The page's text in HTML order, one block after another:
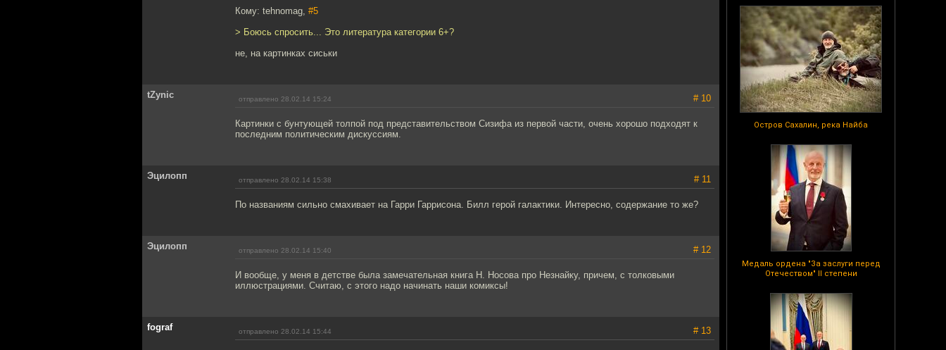
Остров Сахалин, река Найба
Медаль ордена "За заслуги перед
Отечеством" II степени
Кому: tehnomag, #5
> Боюсь спросить... Это литература категории 6+?
не, на картинках сиськи
tZynic отправлено 28.02.14 15:24 # 10
Картинки с бунтующей толпой под представительством Сизифа из первой части, очень хорошо подходят к
последним политическим дискуссиям.
Эцилопп отправлено 28.02.14 15:38 # 11
По названиям сильно смахивает на Гарри Гаррисона. Билл герой галактики. Интересно, содержание то же?
Эцилопп отправлено 28.02.14 15:40 # 12
И вообще, у меня в детстве была замечательная книга Н. Носова про Незнайку, причем, с толковыми
иллюстрациями. Считаю, с этого надо начинать наши комиксы!
fograf отправлено 28.02.14 15:44 # 13